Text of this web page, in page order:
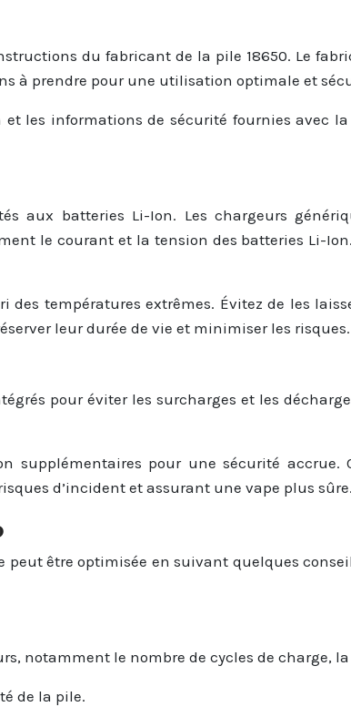
du fabricant de la pile 18650. Le
à prendre pour une utilisation optimale et
les informations de sécurité fournies avec
aux batteries Li-Ion. Les chargeurs
le courant et la tension des batteries Li-
températures extrêmes. Évitez de les
leur durée de vie et minimiser les risques.
pour éviter les surcharges et les
supplémentaires pour une sécurité
d’incident et assurant une vape plus sûre.
peut être optimisée en suivant quelques
notamment le nombre de cycles de charge,
de la pile.